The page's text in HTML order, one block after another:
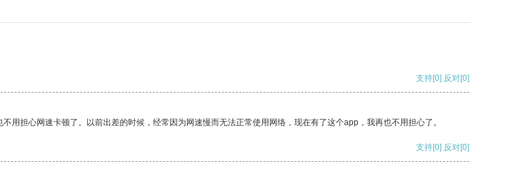
支持[0] 反对[0]
担心网速卡顿了。以前出差的时候，经常因为网速慢而无法正常使用网络，现在有了这个app，我再也不用担心了。
支持[0] 反对[0]